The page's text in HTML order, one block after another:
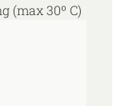
(max 30º C)